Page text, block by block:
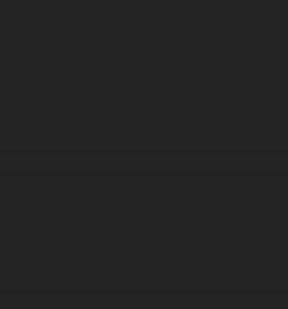
den där vinsten i början
match, fanns
utan få lov att